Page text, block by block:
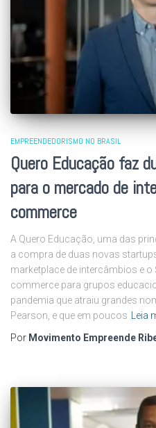
EMPREENDEDORISMO NO BRASIL
Quero Educação faz
para o mercado de
commerce
A Quero Educação, uma das
a compra de duas novas
marketplace de intercâmbios e o
commerce para grupos
pandemia que atraiu grandes
Pearson, e que em poucos Leia
Por Movimento Empreende